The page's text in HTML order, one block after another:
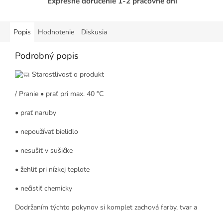
Popis Hodnotenie Diskusia
Podrobný popis
Starostlivosť o produkt
/ Pranie • prať pri max. 40 °C
• prať naruby
• nepoužívať bielidlo
• nesušiť v sušičke
• žehliť pri nízkej teplote
• nečistiť chemicky
Dodržaním týchto pokynov si komplet zachová farby, tvar a